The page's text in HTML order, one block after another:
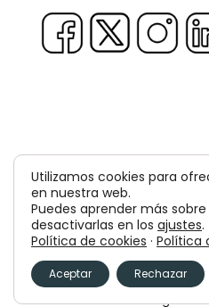
Computer Aided USA
Aviso legal
Política de
Política de
Utilizamos cookies para
en nuestra web.
Puedes aprender más
desactivarlas en los ajustes.
Política de cookies · Política
Aceptar Rechazar